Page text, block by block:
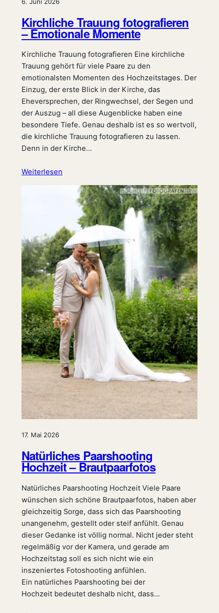
Kirchliche Trauung fotografieren
– Emotionale Momente
Kirchliche Trauung fotografieren Eine kirchliche
Trauung gehört für viele Paare zu den
emotionalsten Momenten des Hochzeitstages. Der
Einzug, der erste Blick in der Kirche, das
Eheversprechen, der Ringwechsel, der Segen und
der Auszug – all diese Augenblicke haben eine
besondere Tiefe. Genau deshalb ist es so wertvoll,
die kirchliche Trauung fotografieren zu lassen.
Denn in der Kirche…
Weiterlesen
17. Mai 2026
Natürliches Paarshooting
Hochzeit – Brautpaarfotos
Natürliches Paarshooting Hochzeit Viele Paare
wünschen sich schöne Brautpaarfotos, haben aber
gleichzeitig Sorge, dass sich das Paarshooting
unangenehm, gestellt oder steif anfühlt. Genau
dieser Gedanke ist völlig normal. Nicht jeder steht
regelmäßig vor der Kamera, und gerade am
Hochzeitstag soll es sich nicht wie ein
inszeniertes Fotoshooting anfühlen.
Ein natürliches Paarshooting bei der
Hochzeit bedeutet deshalb nicht, dass…